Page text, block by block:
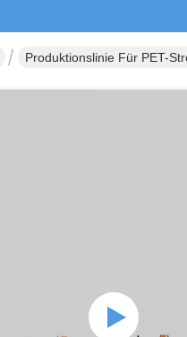
Produktionslinie Für PET-